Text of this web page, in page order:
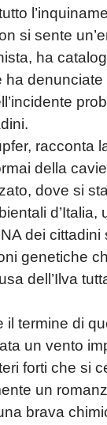
si sente
ha
ha
racconta
della
dove si
d’Italia,
dei cittadini
genetiche
dell’Ilva
il termine di
un vento
forti che si
un
brava